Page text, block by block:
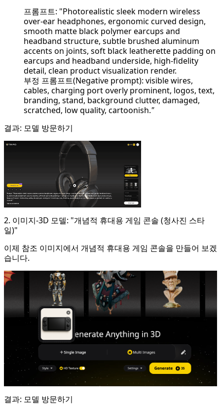
프롬프트: "Photorealistic sleek modern wireless
over-ear headphones, ergonomic curved design,
smooth matte black polymer earcups and
headband structure, subtle brushed aluminum
accents on joints, soft black leatherette padding on
earcups and headband underside, high-fidelity
detail, clean product visualization render.
부정 프롬프트(Negative prompt): visible wires,
cables, charging port overly prominent, logos, text,
branding, stand, background clutter, damaged,
scratched, low quality, cartoonish."
결과: 모델 방문하기
2. 이미지-3D 모델: "개념적 휴대용 게임 콘솔 (청사진 스타
일)"
이제 참조 이미지에서 개념적 휴대용 게임 콘솔을 만들어 보겠
습니다.
결과: 모델 방문하기